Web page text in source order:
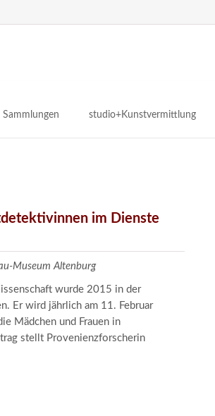
kulturtouristische Ziele
Sammlungen
Malerei 17.–19. Jh.
Restaurierung
Forschung
studio+Kunstvermittlung
Angebote für Erwachsene
im Dienste
Museum Altenburg
wurde 2015 in der
Er wird jährlich am 11. Februar
Mädchen und Frauen in
stellt Provenienzforscherin